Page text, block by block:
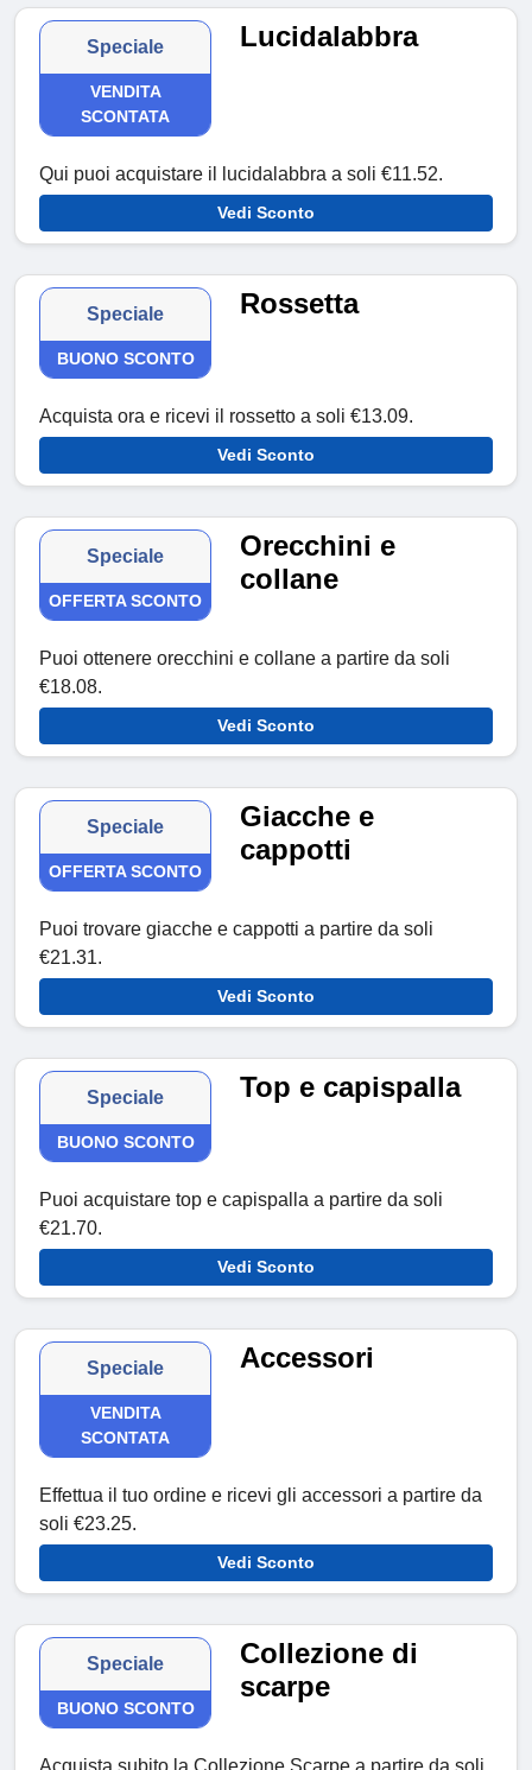
Speciale
VENDITA
SCONTATA
Lucidalabbra
Qui puoi acquistare il lucidalabbra a soli €11.52.
Vedi Sconto
Speciale
BUONO SCONTO
Rossetta
Acquista ora e ricevi il rossetto a soli €13.09.
Vedi Sconto
Speciale
OFFERTA SCONTO
Orecchini e
collane
Puoi ottenere orecchini e collane a partire da soli
€18.08.
Vedi Sconto
Speciale
OFFERTA SCONTO
Giacche e
cappotti
Puoi trovare giacche e cappotti a partire da soli
€21.31.
Vedi Sconto
Speciale
BUONO SCONTO
Top e capispalla
Puoi acquistare top e capispalla a partire da soli
€21.70.
Vedi Sconto
Speciale
VENDITA
SCONTATA
Accessori
Effettua il tuo ordine e ricevi gli accessori a partire da
soli €23.25.
Vedi Sconto
Speciale
BUONO SCONTO
Collezione di
scarpe